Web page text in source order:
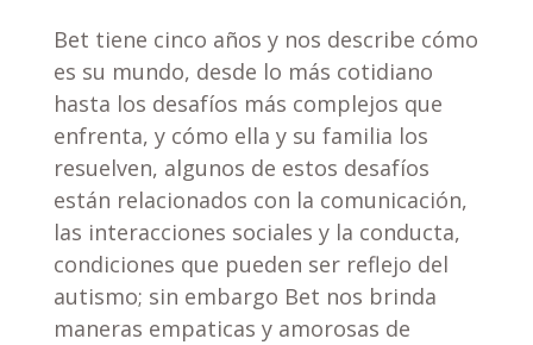
Bet tiene cinco años y nos describe cómo
es su mundo, desde lo más cotidiano
hasta los desafíos más complejos que
enfrenta, y cómo ella y su familia los
resuelven, algunos de estos desafíos
están relacionados con la comunicación,
las interacciones sociales y la conducta,
condiciones que pueden ser reflejo del
autismo; sin embargo Bet nos brinda
maneras empaticas y amorosas de